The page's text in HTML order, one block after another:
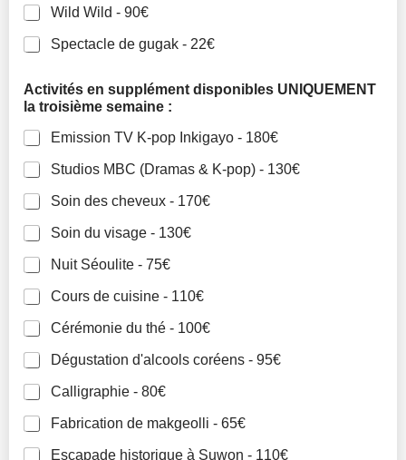
Wild Wild - 90€
Spectacle de gugak - 22€
Activités en supplément disponibles UNIQUEMENT
la troisième semaine :
Emission TV K-pop Inkigayo - 180€
Studios MBC (Dramas & K-pop) - 130€
Soin des cheveux - 170€
Soin du visage - 130€
Nuit Séoulite - 75€
Cours de cuisine - 110€
Cérémonie du thé - 100€
Dégustation d'alcools coréens - 95€
Calligraphie - 80€
Fabrication de makgeolli - 65€
Escapade historique à Suwon - 110€